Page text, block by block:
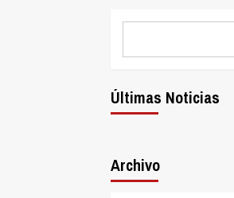
Últimas Noticias
Archivo